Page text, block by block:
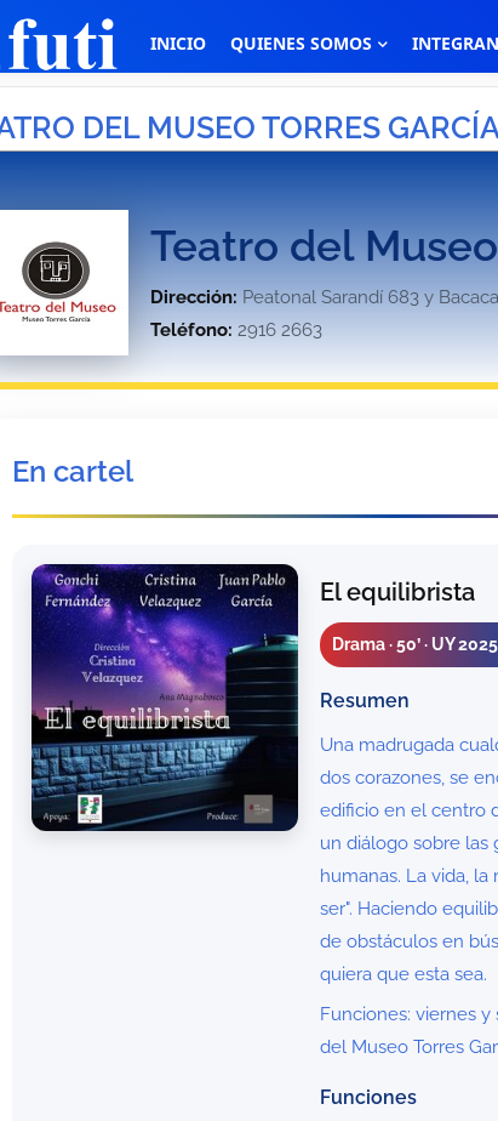
INICIO QUIENES SOMOS
DEL MUSEO TORRES
Teatro del
Dirección: Peatonal Sarandí 683 y
Teléfono: 2916 2663
En cartel
El equilibrista
Drama · 50’ · UY 2025
Resumen
Una madrugada
dos corazones, se
edificio en el centro
un diálogo sobre las
humanas. La vida,
ser". Haciendo
de obstáculos en
quiera que esta sea.
Funciones: viernes y
del Museo Torres
Funciones